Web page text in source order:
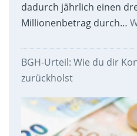
dadurch jährlich einen
Millionenbetrag durch…
BGH-Urteil: Wie du dir
zurückholst